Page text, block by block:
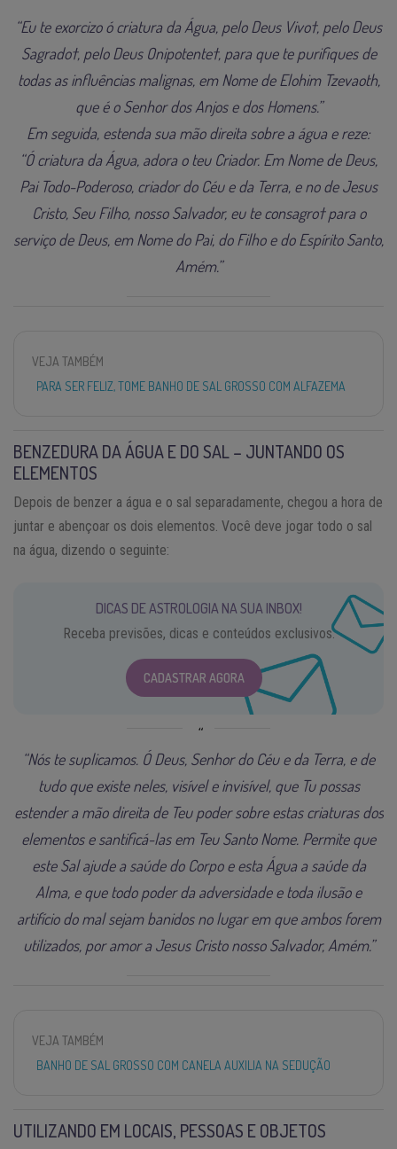
“Eu te exorcizo ó criatura da Água, pelo Deus Vivo†, pelo Deus
Sagrado†, pelo Deus Onipotente†, para que te purifiques de
todas as influências malignas, em Nome de Elohim Tzevaoth,
que é o Senhor dos Anjos e dos Homens.”
Em seguida, estenda sua mão direita sobre a água e reze:
“Ó criatura da Água, adora o teu Criador. Em Nome de Deus,
Pai Todo-Poderoso, criador do Céu e da Terra, e no de Jesus
Cristo, Seu Filho, nosso Salvador, eu te consagro† para o
serviço de Deus, em Nome do Pai, do Filho e do Espírito Santo,
Amém.”
VEJA TAMBÉM
PARA SER FELIZ, TOME BANHO DE SAL GROSSO COM ALFAZEMA
BENZEDURA DA ÁGUA E DO SAL – JUNTANDO OS
ELEMENTOS
Depois de benzer a água e o sal separadamente, chegou a hora de
juntar e abençoar os dois elementos. Você deve jogar todo o sal
na água, dizendo o seguinte:
DICAS DE ASTROLOGIA NA SUA INBOX!
Receba previsões, dicas e conteúdos exclusivos.
CADASTRAR AGORA
“Nós te suplicamos. Ó Deus, Senhor do Céu e da Terra, e de
tudo que existe neles, visível e invisível, que Tu possas
estender a mão direita de Teu poder sobre estas criaturas dos
elementos e santificá-las em Teu Santo Nome. Permite que
este Sal ajude a saúde do Corpo e esta Água a saúde da
Alma, e que todo poder da adversidade e toda ilusão e
artifício do mal sejam banidos no lugar em que ambos forem
utilizados, por amor a Jesus Cristo nosso Salvador, Amém.”
VEJA TAMBÉM
BANHO DE SAL GROSSO COM CANELA AUXILIA NA SEDUÇÃO
UTILIZANDO EM LOCAIS, PESSOAS E OBJETOS